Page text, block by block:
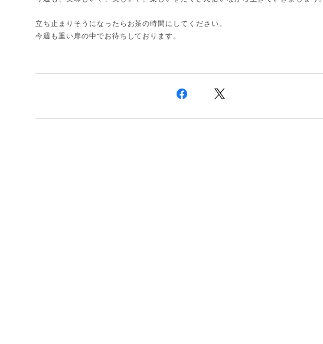
立ち止まりそうになったらお茶の時間にしてください。
今週も重い扉の中でお待ちしております。